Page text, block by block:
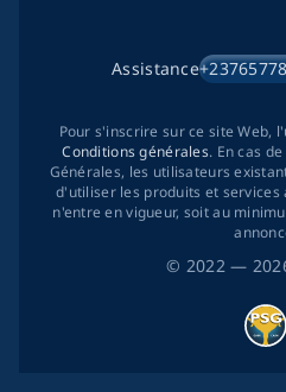
© 2022—
Assistance
Pour s'inscrire sur ce site Web,
Conditions générales. En cas
Générales, les utilisateurs
d'utiliser les produits et
n'entre en vigueur, soit au